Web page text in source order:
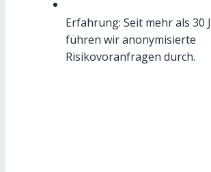
Erfahrung: Seit mehr als 30
führen wir anonymisierte
Risikovoranfragen durch.